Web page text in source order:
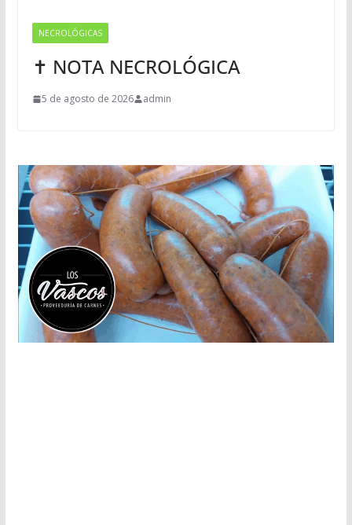
NECROLÓGICAS
✝ NOTA NECROLÓGICA
5 de agosto de 2026 admin